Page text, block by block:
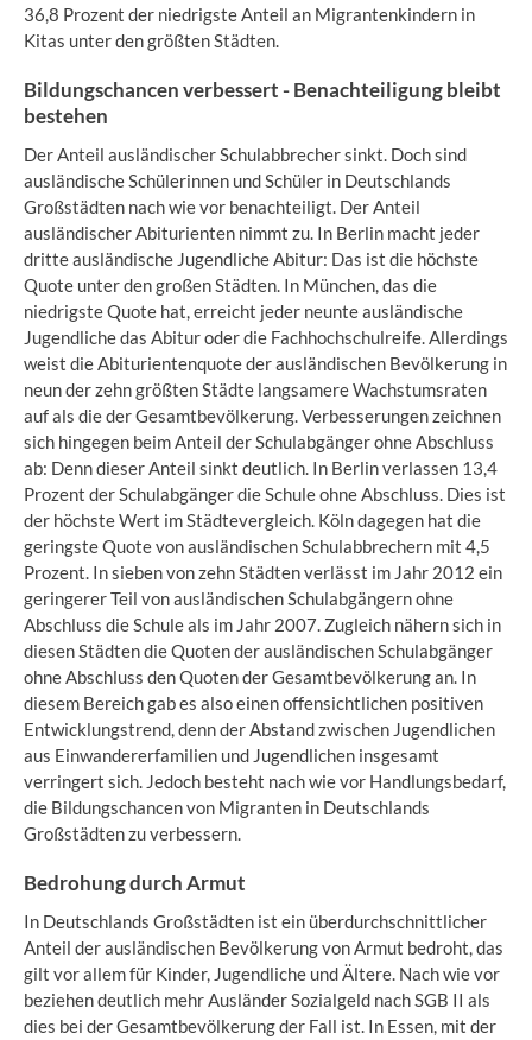
36,8 Prozent der niedrigste Anteil an Migrantenkindern in
Kitas unter den größten Städten.
Bildungschancen verbessert - Benachteiligung bleibt
bestehen
Der Anteil ausländischer Schulabbrecher sinkt. Doch sind
ausländische Schülerinnen und Schüler in Deutschlands
Großstädten nach wie vor benachteiligt. Der Anteil
ausländischer Abiturienten nimmt zu. In Berlin macht jeder
dritte ausländische Jugendliche Abitur: Das ist die höchste
Quote unter den großen Städten. In München, das die
niedrigste Quote hat, erreicht jeder neunte ausländische
Jugendliche das Abitur oder die Fachhochschulreife. Allerdings
weist die Abiturientenquote der ausländischen Bevölkerung in
neun der zehn größten Städte langsamere Wachstumsraten
auf als die der Gesamtbevölkerung. Verbesserungen zeichnen
sich hingegen beim Anteil der Schulabgänger ohne Abschluss
ab: Denn dieser Anteil sinkt deutlich. In Berlin verlassen 13,4
Prozent der Schulabgänger die Schule ohne Abschluss. Dies ist
der höchste Wert im Städtevergleich. Köln dagegen hat die
geringste Quote von ausländischen Schulabbrechern mit 4,5
Prozent. In sieben von zehn Städten verlässt im Jahr 2012 ein
geringerer Teil von ausländischen Schulabgängern ohne
Abschluss die Schule als im Jahr 2007. Zugleich nähern sich in
diesen Städten die Quoten der ausländischen Schulabgänger
ohne Abschluss den Quoten der Gesamtbevölkerung an. In
diesem Bereich gab es also einen offensichtlichen positiven
Entwicklungstrend, denn der Abstand zwischen Jugendlichen
aus Einwandererfamilien und Jugendlichen insgesamt
verringert sich. Jedoch besteht nach wie vor Handlungsbedarf,
die Bildungschancen von Migranten in Deutschlands
Großstädten zu verbessern.
Bedrohung durch Armut
In Deutschlands Großstädten ist ein überdurchschnittlicher
Anteil der ausländischen Bevölkerung von Armut bedroht, das
gilt vor allem für Kinder, Jugendliche und Ältere. Nach wie vor
beziehen deutlich mehr Ausländer Sozialgeld nach SGB II als
dies bei der Gesamtbevölkerung der Fall ist. In Essen, mit der